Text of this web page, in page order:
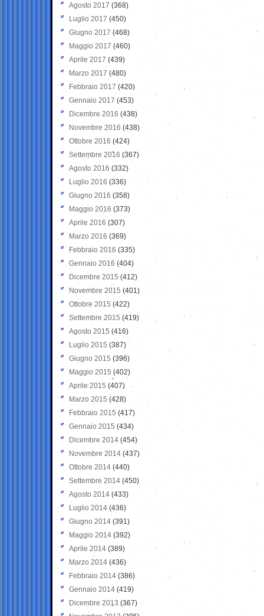
Agosto 2017 (368)
Luglio 2017 (450)
Giugno 2017 (468)
Maggio 2017 (460)
Aprile 2017 (439)
Marzo 2017 (480)
Febbraio 2017 (420)
Gennaio 2017 (453)
Dicembre 2016 (438)
Novembre 2016 (438)
Ottobre 2016 (424)
Settembre 2016 (367)
Agosto 2016 (332)
Luglio 2016 (336)
Giugno 2016 (358)
Maggio 2016 (373)
Aprile 2016 (307)
Marzo 2016 (369)
Febbraio 2016 (335)
Gennaio 2016 (404)
Dicembre 2015 (412)
Novembre 2015 (401)
Ottobre 2015 (422)
Settembre 2015 (419)
Agosto 2015 (416)
Luglio 2015 (387)
Giugno 2015 (396)
Maggio 2015 (402)
Aprile 2015 (407)
Marzo 2015 (428)
Febbraio 2015 (417)
Gennaio 2015 (434)
Dicembre 2014 (454)
Novembre 2014 (437)
Ottobre 2014 (440)
Settembre 2014 (450)
Agosto 2014 (433)
Luglio 2014 (436)
Giugno 2014 (391)
Maggio 2014 (392)
Aprile 2014 (389)
Marzo 2014 (436)
Febbraio 2014 (386)
Gennaio 2014 (419)
Dicembre 2013 (367)